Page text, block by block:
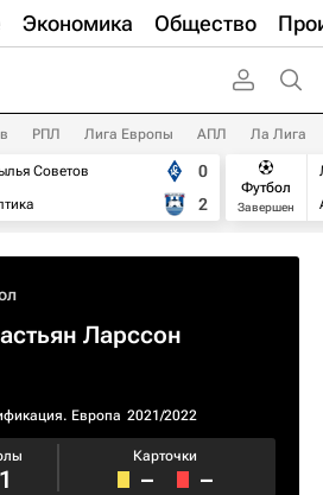
Экономика Общество
РПЛ Лига Европы АПЛ Ла Лига
Советов
0
2
Футбол
Завершен
Ларссон
Европа 2021/2022
1
Карточки
– –